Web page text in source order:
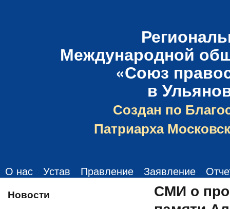
Международной
«Союз
в
Создан по
Патриарха
О нас Устав Правление Заявление
Новости
СМИ о